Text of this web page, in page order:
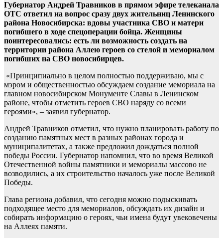
Губернатор Андрей Травников в прямом эфире телеканала
ОТС ответил на вопрос сразу двух жительниц Ленинского
района Новосибирска: вдовы участника СВО и матери
погибшего в ходе спецоперации бойца. Женщины
поинтересовались: есть ли возможность создать на
территории района Аллею героев со стелой и мемориалом
погибших на СВО новосибирцев.
«Принципиально в целом полностью поддерживаю, мы с
мэром и общественностью обсуждаем создание мемориала на
главном новосибирском Монументе Славы в Ленинском
районе, чтобы отметить героев СВО наряду со всеми
героями», – заявил губернатор.
Андрей Травников отметил, что нужно планировать работу по
созданию памятных мест в разных районах города и
муниципалитетах, а также предложил дождаться полной
победы России. Губернатор напомнил, что во время Великой
Отечественной войны памятники и мемориалы массово не
возводились, а их строительство началось уже после Великой
Победы.
Глава региона добавил, что сегодня можно подыскивать
подходящее место для мемориалов, обсуждать их дизайн и
собирать информацию о героях, чьи имена будут увековечены
на Аллеях памяти.